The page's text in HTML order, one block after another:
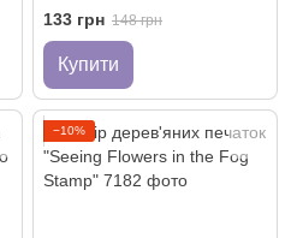
133 грн 148 грн
Купити
−10%